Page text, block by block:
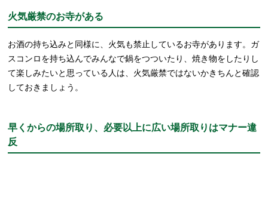
火気厳禁のお寺がある
お酒の持ち込みと同様に、火気も禁止しているお寺があります。ガ
スコンロを持ち込んでみんなで鍋をつついたり、焼き物をしたりし
て楽しみたいと思っている人は、火気厳禁ではないかきちんと確認
しておきましょう。
早くからの場所取り、必要以上に広い場所取りはマナー違
反